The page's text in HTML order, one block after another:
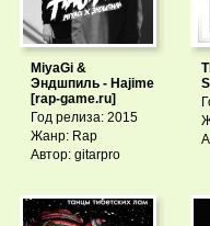
MiyaGi &
Эндшпиль - Hajime
[rap-game.ru]
Год релиза: 2015
Жанр: Rap
Автор: gitarpro